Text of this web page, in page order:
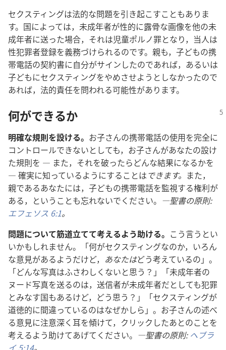
セクスティング​は​法的​な​問題​を​引き起こす​こと​も​あり​ま
す。国​に​よっ​て​は，未​成年​者​が​性的​に​露骨​な​画像​を​他​の​未​
成年​者​に​送っ​た​場合，それ​は​児童​ポルノ​罪​と​なり，当人​は​
性​犯罪​者​登録​を​義務づけ​られる​の​です。親​も，子ども​の​携
帯​電話​の​契約​書​に​自分​が​サイン​し​た​の​で​あれ​ば，あるいは​
子ども​に​セクスティング​を​やめ​させ​よう​と​し​なかっ​た​の​で​
あれ​ば，法的​責任​を​問わ​れる​可能​性​が​あり​ます。
何​が​できる​か
明確​な​規則​を​設ける。 お子さん​の​携帯​電話​の​使用​を​完全​に​
コントロール​で​き​ない​と​し​て​も，お子さん​が​あなた​の​設け​
た​規則​を ― また，それ​を​破っ​たら​どんな​結果​に​なる​か​を
― 確実​に​知っ​て​いる​よう​に​する​こと​は​でき​ます。 また，
親​で​ある​あなた​に​は，子ども​の​携帯​電話​を​監視​する​権利​が​
ある，と​いう​こと​も​忘れ​ない​で​ください。 ―聖書​の​原則:
エフェソス 6:1。
問題​に​つい​て​筋道​立て​て​考える​よう​助ける。 こう​言う​と​い
い​か​も​しれ​ませ​ん。「何​が​セクスティング​な​の​か，いろん
な​意見​が​ある​よう​だ​けど， あなた​は​どう​考え​て​いる​の」。
「どんな​写真​は​ふさわしく​ない​と​思う？」「未​成年​者​の​
ヌード​写真​を​送る​の​は，送信​者​が​未​成年​者​だ​と​し​て​も​犯罪​
と​みなす​国​も​ある​けど，どう​思う？」「セクスティング​が​
道徳​的​に​間違っ​て​いる​の​は​なぜ​か​しら」。お子さん​の​述べ
る​意見​に​注意深く​耳​を​傾け​て，クリック​し​た​あと​の​こと​を​
考える​よう​助け​て​あげ​て​ください。 ―聖書​の​原則: ヘブラ
イ 5:14。